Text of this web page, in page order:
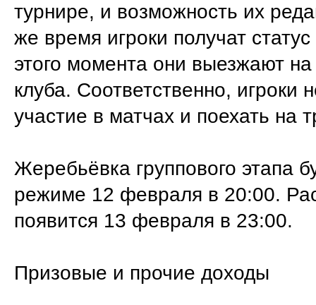
турнире, и возможность их
же время игроки получат
этого момента они выезжают
клуба. Соответственно, игроки
участие в матчах и поехать на
Жеребьёвка группового этапа
режиме 12 февраля в 20:00.
появится 13 февраля в 23:00.
Призовые и прочие доходы